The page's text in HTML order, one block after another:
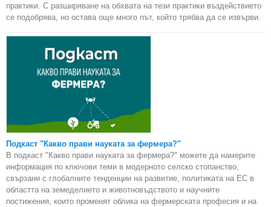
практики. С разширяване на обхвата на тези практики въздействието
се подобрява, но остава още много път, който трябва да се извърви.
Подкаст "Какво прави науката за фермера?"
В подкаст "Какво прави науката за фермера?" можете да намерите
информация по ключови теми в модерното селско стопанство,
свързани с глобалните тенденции на развитие, политиката на ЕС в
областта на земеделието и животновъдството и научните
постижения, които променят облика на фермерската професия и на